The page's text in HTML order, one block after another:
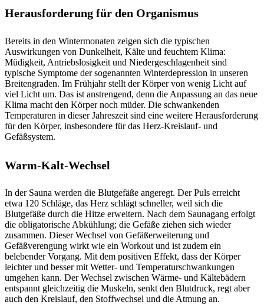
Herausforderung für den Organismus
Bereits in den Wintermonaten zeigen sich die typischen
Auswirkungen von Dunkelheit, Kälte und feuchtem Klima:
Müdigkeit, Antriebslosigkeit und Niedergeschlagenheit sind
typische Symptome der sogenannten Winterdepression in unseren
Breitengraden. Im Frühjahr stellt der Körper von wenig Licht auf
viel Licht um. Das ist anstrengend, denn die Anpassung an das neue
Klima macht den Körper noch müder. Die schwankenden
Temperaturen in dieser Jahreszeit sind eine weitere Herausforderung
für den Körper, insbesondere für das Herz-Kreislauf- und
Gefäßsystem.
Warm-Kalt-Wechsel
In der Sauna werden die Blutgefäße angeregt. Der Puls erreicht
etwa 120 Schläge, das Herz schlägt schneller, weil sich die
Blutgefäße durch die Hitze erweitern. Nach dem Saunagang erfolgt
die obligatorische Abkühlung; die Gefäße ziehen sich wieder
zusammen. Dieser Wechsel von Gefäßerweiterung und
Gefäßverengung wirkt wie ein Workout und ist zudem ein
belebender Vorgang. Mit dem positiven Effekt, dass der Körper
leichter und besser mit Wetter- und Temperaturschwankungen
umgehen kann. Der Wechsel zwischen Wärme- und Kältebädern
entspannt gleichzeitig die Muskeln, senkt den Blutdruck, regt aber
auch den Kreislauf, den Stoffwechsel und die Atmung an.